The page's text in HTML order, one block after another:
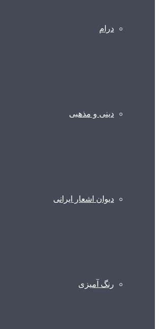
درام
دینی و مذهبی
دیوان اشعار ایرانی
رنگ آمیزی